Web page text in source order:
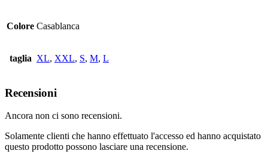
Colore Casablanca
taglia XL, XXL, S, M, L
Recensioni
Ancora non ci sono recensioni.
Solamente clienti che hanno effettuato l'accesso ed hanno acquistato
questo prodotto possono lasciare una recensione.